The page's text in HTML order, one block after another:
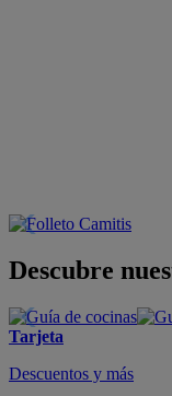
Crea tu propio estilo
Tranquilidad
6 años de Garantía Plus
+INFO
Catálogos